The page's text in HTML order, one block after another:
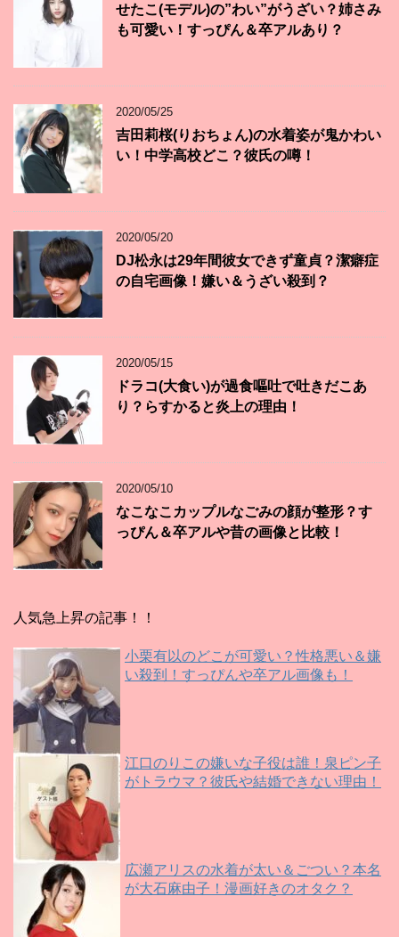
せたこ(モデル)の”わい”がうざい？姉さみ
も可愛い！すっぴん＆卒アルあり？
2020/05/25
吉田莉桜(りおちょん)の水着姿が鬼かわい
い！中学高校どこ？彼氏の噂！
2020/05/20
DJ松永は29年間彼女できず童貞？潔癖症
の自宅画像！嫌い＆うざい殺到？
2020/05/15
ドラコ(大食い)が過食嘔吐で吐きだこあ
り？らすかると炎上の理由！
2020/05/10
なこなこカップルなごみの顔が整形？す
っぴん＆卒アルや昔の画像と比較！
人気急上昇の記事！！
小栗有以のどこが可愛い？性格悪い＆嫌
い殺到！すっぴんや卒アル画像も！
江口のりこの嫌いな子役は誰！泉ピン子
がトラウマ？彼氏や結婚できない理由！
広瀬アリスの水着が太い＆ごつい？本名
が大石麻由子！漫画好きのオタク？